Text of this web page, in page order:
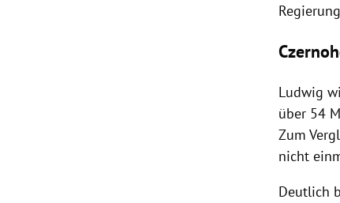
Ludwig
über 54
Zum
nicht
Deutlich